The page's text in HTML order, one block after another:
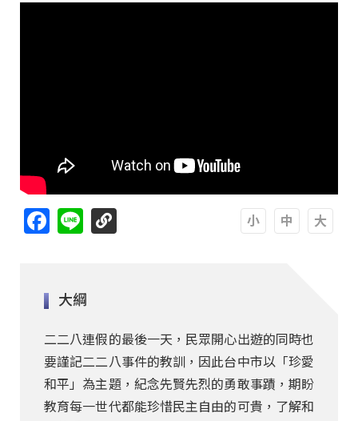
Facebook
Line
大綱
二二八連假的最後一天，民眾開心出遊的同時也
要謹記二二八事件的教訓，因此台中市以「珍愛
和平」為主題，紀念先賢先烈的勇敢事蹟，期盼
教育每一世代都能珍惜民主自由的可貴，了解和